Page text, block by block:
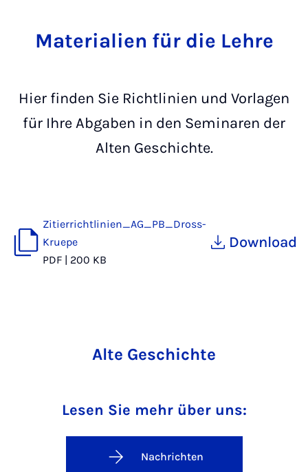
Materialien für die Lehre
Hier finden Sie Richtlinien und Vorlagen
für Ihre Abgaben in den Seminaren der
Alten Geschichte.
Zitierrichtlinien_AG_PB_Dross-
Kruepe
PDF | 200 KB
Download
Alte Geschichte
Lesen Sie mehr über uns:
Nachrichten